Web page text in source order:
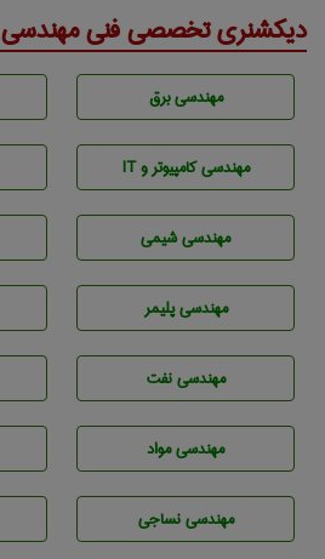
دیکشنری تخصصی فنی مهندسی
مهندسی برق
مهندسی كامپيوتر و IT
مهندسي شيمی
مهندسی پليمر
مهندسی نفت
مهندسی مواد
مهندسي نساجی